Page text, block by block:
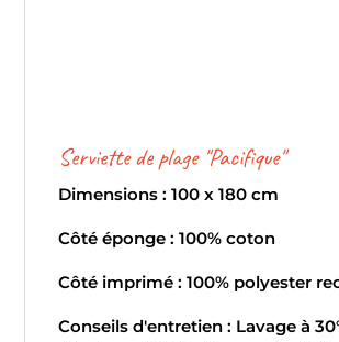
Serviette de plage "Pacifique"
Dimensions : 100 x 180 cm
Côté éponge : 100% coton
Côté imprimé : 100% polyester
Conseils d'entretien : Lavage à